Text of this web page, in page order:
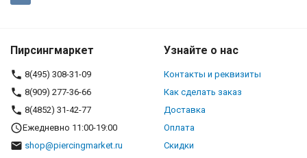
Пирсингмаркет
8(495) 308-31-09
8(909) 277-36-66
8(4852) 31-42-77
Ежедневно 11:00-19:00
shop@piercingmarket.ru
Узнайте о нас
Контакты и реквизиты
Как сделать заказ
Доставка
Оплата
Скидки